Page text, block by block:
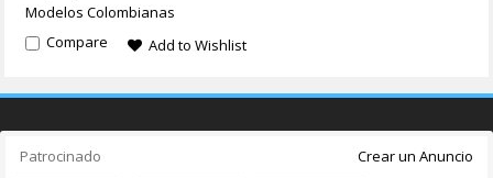
Modelos Colombianas
Compare
Add to Wishlist
Patrocinado Crear un Anuncio